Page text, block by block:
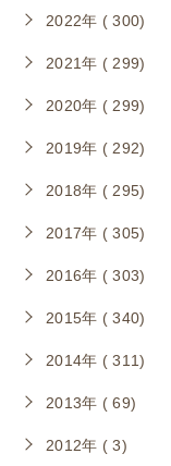
2022年 ( 300)
2021年 ( 299)
2020年 ( 299)
2019年 ( 292)
2018年 ( 295)
2017年 ( 305)
2016年 ( 303)
2015年 ( 340)
2014年 ( 311)
2013年 ( 69)
2012年 ( 3)